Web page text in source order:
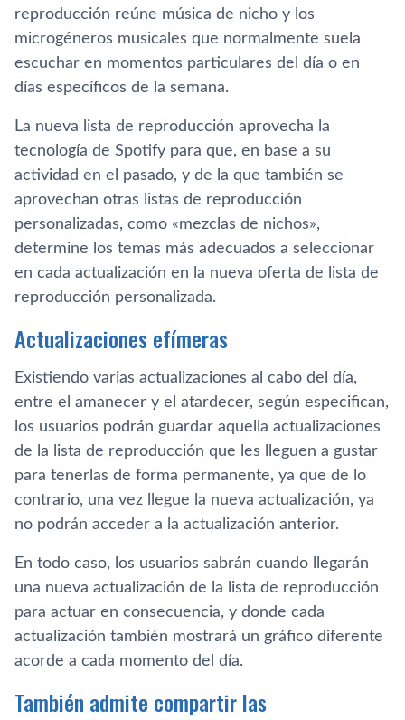
reproducción reúne música de nicho y los
microgéneros musicales que normalmente suela
escuchar en momentos particulares del día o en
días específicos de la semana.
La nueva lista de reproducción aprovecha la
tecnología de Spotify para que, en base a su
actividad en el pasado, y de la que también se
aprovechan otras listas de reproducción
personalizadas, como «mezclas de nichos»,
determine los temas más adecuados a seleccionar
en cada actualización en la nueva oferta de lista de
reproducción personalizada.
Actualizaciones efímeras
Existiendo varias actualizaciones al cabo del día,
entre el amanecer y el atardecer, según especifican,
los usuarios podrán guardar aquella actualizaciones
de la lista de reproducción que les lleguen a gustar
para tenerlas de forma permanente, ya que de lo
contrario, una vez llegue la nueva actualización, ya
no podrán acceder a la actualización anterior.
En todo caso, los usuarios sabrán cuando llegarán
una nueva actualización de la lista de reproducción
para actuar en consecuencia, y donde cada
actualización también mostrará un gráfico diferente
acorde a cada momento del día.
También admite compartir las